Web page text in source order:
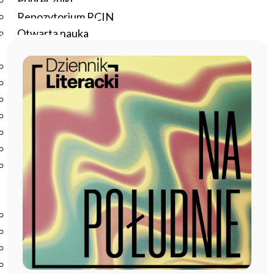
Repozytorium RCIN
Otwarta nauka
Studia podyplomowe
Szkolenia
Szkoła Doktorska Anthropos
Erasmus
Olimpiada Literatury i Języka Polskiego
Olimpiada Literatury i Języka Polskiego dla Szkół
Podstawowych
Biblioteka
O bibliotece
Godziny otwarcia
Katalog
Nowości